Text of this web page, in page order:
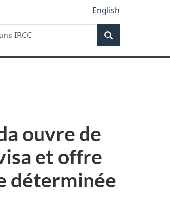
English
ouvre de
et offre
déterminée